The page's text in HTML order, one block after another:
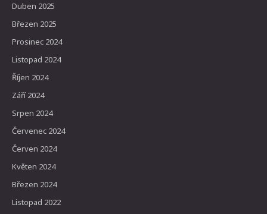
Duben 2025
Březen 2025
Prosinec 2024
Listopad 2024
Říjen 2024
Září 2024
Srpen 2024
Červenec 2024
Červen 2024
Květen 2024
Březen 2024
Listopad 2022